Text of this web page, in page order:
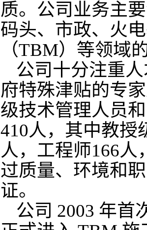
质。公司业务主
码头、市政、火
（TBM）等领域
公司十分注重
府特殊津贴的专
级技术管理人员
410人，其中教授
人，工程师166
过质量、环境和
证。
公司 2003 年首